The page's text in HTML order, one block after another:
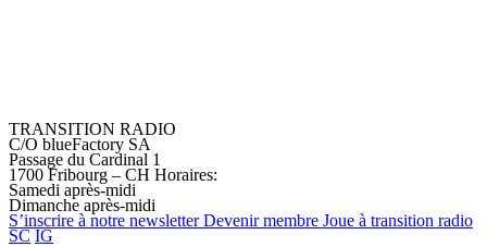
TRANSITION RADIO
C/O blueFactory SA
Passage du Cardinal 1
1700 Fribourg – CH Horaires:
Samedi après-midi
Dimanche après-midi
S’inscrire à notre newsletter Devenirmembre Joue à transition radio
SC IG